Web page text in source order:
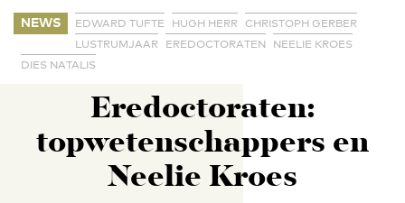
NEWS EDWARD TUFTE HUGH HERR
CHRISTOPH GERBER
LUSTRUMJAAR
EREDOCTORATEN
NEELIE KROES
DIES NATALIS
Eredoctoraten:
topwetenschappers en
Neelie Kroes